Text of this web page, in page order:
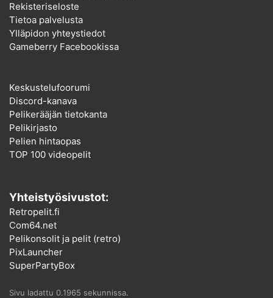
Rekisteriseloste
Tietoa palvelusta
Ylläpidon yhteystiedot
Gameberry Facebookissa
Keskustelufoorumi
Discord-kanava
Pelikerääjän tietokanta
Pelikirjasto
Pelien hintaopas
TOP 100 videopelit
Yhteistyösivustot:
Retropelit.fi
Com64.net
Pelikonsolit ja pelit (retro)
PixLauncher
SuperPartyBox
Sivu ladattu 0.1965 sekunnissa.